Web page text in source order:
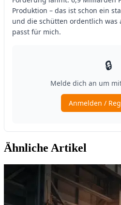
Ähnliche Artikel